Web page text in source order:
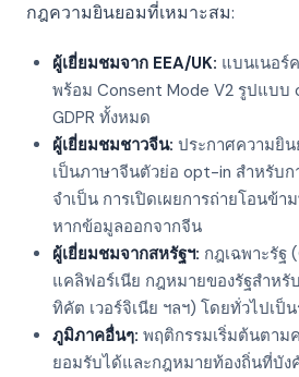
กฎความยินยอมที่เหมาะสม:
ผู้เยี่ยมชมจาก EEA/UK: แบนเนอร์
พร้อม Consent Mode V2 รูปแบ
GDPR ทั้งหมด
ผู้เยี่ยมชมชาวจีน: ประกาศความยิ
เป็นภาษาจีนตัวย่อ opt-in สำหรับก
จำเป็น การเปิดเผยการถ่ายโอนข้
หากข้อมูลออกจากจีน
ผู้เยี่ยมชมจากสหรัฐฯ: กฎเฉพาะรัฐ
แคลิฟอร์เนีย กฎหมายของรัฐสำหรั
ทิคัต เวอร์จิเนีย ฯลฯ) โดยทั่วไปเ
ภูมิภาคอื่นๆ: พฤติกรรมเริ่มต้นตาม
ยอมรับได้และกฎหมายท้องถิ่นที่บัง